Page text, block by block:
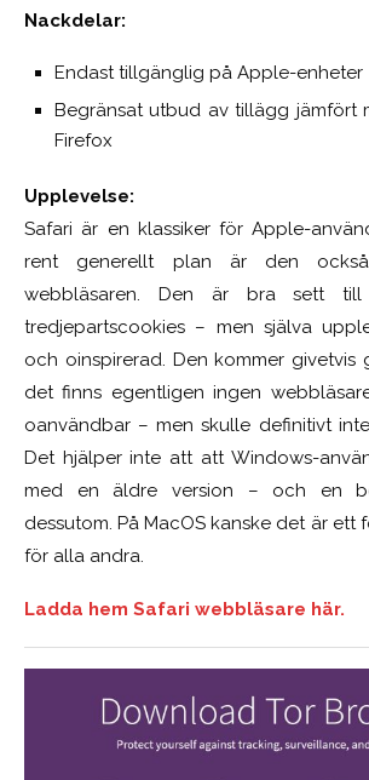
Nackdelar:
Endast tillgänglig på Apple-enheter
Begränsat utbud av tillägg jämfört
Firefox
Upplevelse:
Safari är en klassiker för Apple-
rent generellt plan är den
webbläsaren. Den är bra sett till
tredjepartscookies – men själva
och oinspirerad. Den kommer
det finns egentligen ingen
oanvändbar – men skulle definitivt
Det hjälper inte att att Windows-
med en äldre version – och en
dessutom. På MacOS kanske det är ett
för alla andra.
Ladda hem Safari webbläsare här.